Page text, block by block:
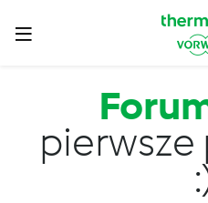
pierwsze